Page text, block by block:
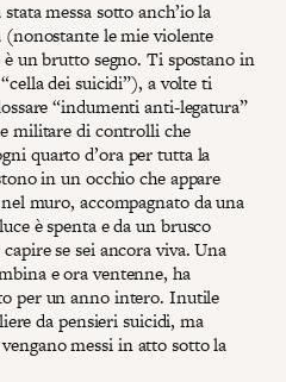
messa sotto anch’io la
le mie violente
un brutto segno. Ti spostano in
dei suicidi”), a volte ti
“indumenti anti-legatura”
militare di controlli che
quarto d’ora per tutta la
in un occhio che appare
muro, accompagnato da una
è spenta e da un brusco
se sei ancora viva. Una
e ora ventenne, ha
per un anno intero. Inutile
da pensieri suicidi, ma
messi in atto sotto la